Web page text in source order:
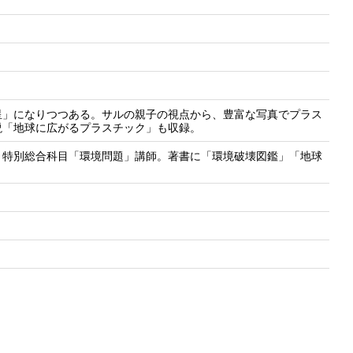
になりつつある。サルの親子の視点から、豊富な写真でプラス
地球に広がるプラスチック」も収録。
別総合科目「環境問題」講師。著書に「環境破壊図鑑」「地球